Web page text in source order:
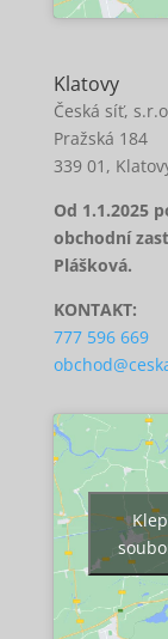
Klatovy
Česká síť,
Pražská 184
339 01,
Od 1.1.2025
obchodní
Plášková.
KONTAKT:
777 596 669